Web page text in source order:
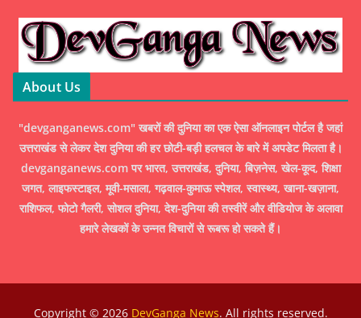
About Us
"devganganews.com" खबरों की दुनिया का एक ऐसा ऑनलाइन पोर्टल है जहां
उत्तराखंड से लेकर देश दुनिया की हर छोटी-बड़ी हलचल के बारे में अपडेट मिलता है।
devganganews.com पर भारत, उत्तराखंड, दुनिया, बिज़नेस, खेल-कूद, शिक्षा
जगत, लाइफस्टाइल, मूवी-मसाला, गढ़वाल-कुमाऊ स्पेशल, स्वास्थ्य, खाना-खज़ाना,
राशिफल, फोटो गैलरी, सोशल दुनिया, देश-दुनिया की तस्वीरें और वीडियोज के अलावा
हमारे लेखकों के उन्नत विचारों से रूबरू हो सकते हैं।
Copyright © 2026 DevGanga News. All rights reserved.